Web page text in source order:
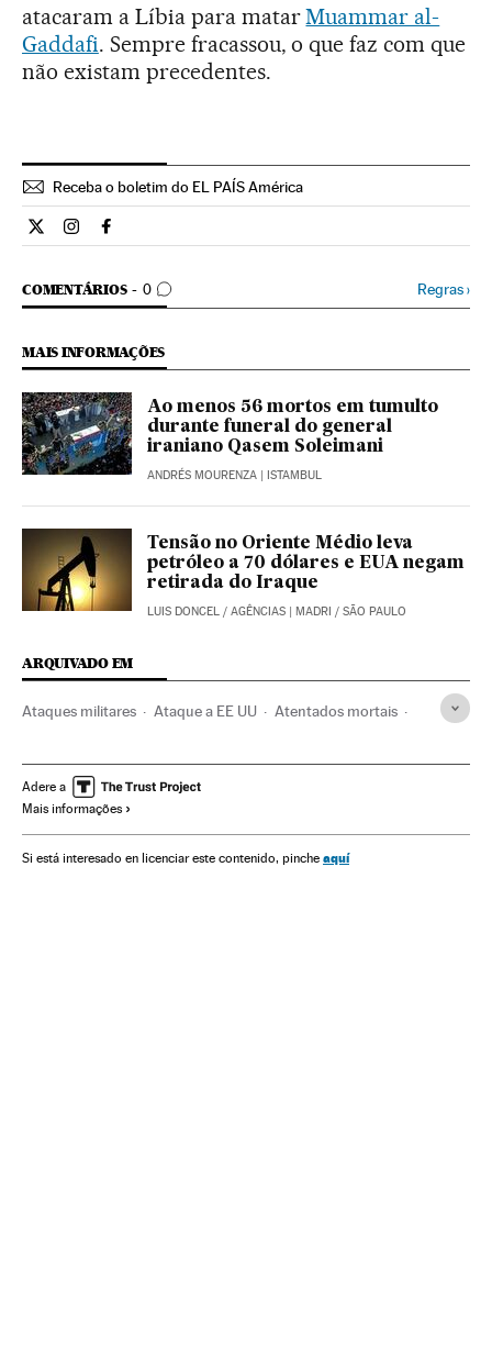
atacaram a Líbia para matarMuammar al-
Gaddafi. Sempre fracassou, o que faz com que
não existam precedentes.
Receba o boletim do EL PAÍS América
Internacional El País Brasil en Twitter
Internacional El País Brasil en Instagram
Internacional El País Brasil en Facebook
COMENTÁRIOS 0
COMENTÁRIOS Regras›
MAIS INFORMAÇÕES
Ao menos 56 mortos em tumulto
durante funeral do general
iraniano Qasem Soleimani
ANDRÉS MOURENZA | ISTAMBUL
Tensão no Oriente Médio leva
petróleo a 70 dólares e EUA negam
retirada do Iraque
LUIS DONCEL / AGÊNCIAS | MADRI / SÃO PAULO
ARQUIVADO EM
Ataques militares Ataque a EE UU Atentados mortais
América do Norte Oriente médio
Assassinatos
Conflictos armados Conflitos Justiça Barack Obama
Adere a
Mais informações
Si está interesado en licenciar este contenido, pinche aquí